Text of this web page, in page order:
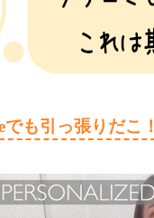
も引っ張りだこ！